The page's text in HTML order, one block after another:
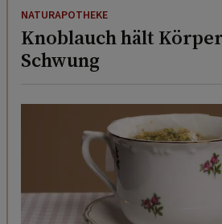
NATURAPOTHEKE
Knoblauch hält
Schwung